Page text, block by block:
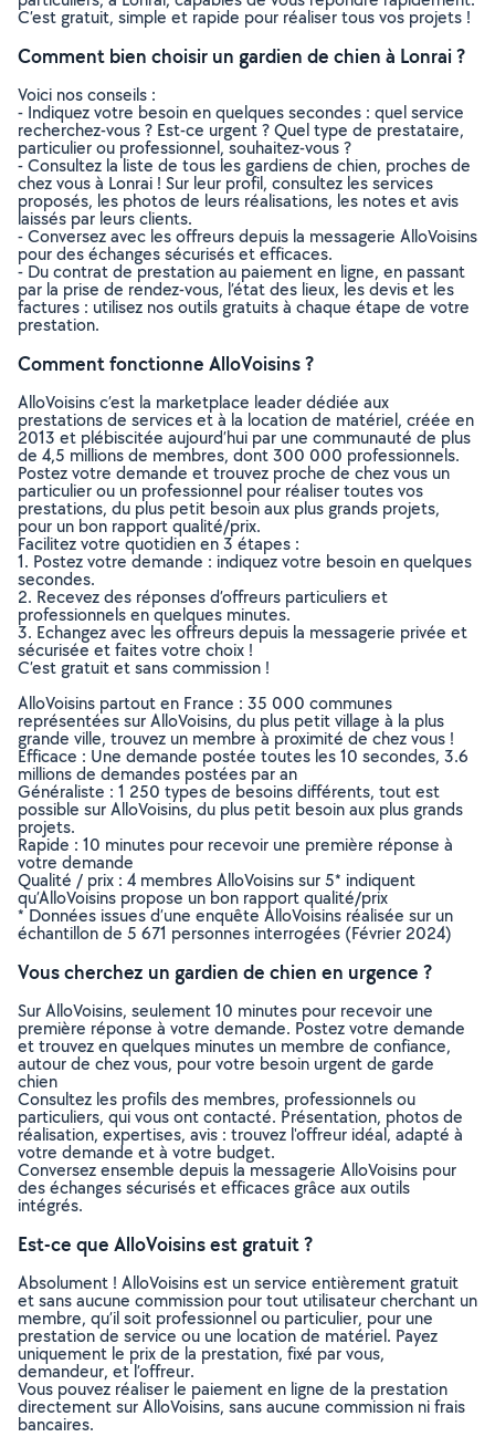
C’est gratuit, simple et rapide pour réaliser tous vos projets !
Comment bien choisir un gardien de chien à Lonrai ?
Voici nos conseils :
- Indiquez votre besoin en quelques secondes : quel service
recherchez-vous ? Est-ce urgent ? Quel type de prestataire,
particulier ou professionnel, souhaitez-vous ?
- Consultez la liste de tous les gardiens de chien, proches de
chez vous à Lonrai ! Sur leur profil, consultez les services
proposés, les photos de leurs réalisations, les notes et avis
laissés par leurs clients.
- Conversez avec les offreurs depuis la messagerie AlloVoisins
pour des échanges sécurisés et efficaces.
- Du contrat de prestation au paiement en ligne, en passant
par la prise de rendez-vous, l’état des lieux, les devis et les
factures : utilisez nos outils gratuits à chaque étape de votre
prestation.
Comment fonctionne AlloVoisins ?
AlloVoisins c’est la marketplace leader dédiée aux
prestations de services et à la location de matériel, créée en
2013 et plébiscitée aujourd’hui par une communauté de plus
de 4,5 millions de membres, dont 300 000 professionnels.
Postez votre demande et trouvez proche de chez vous un
particulier ou un professionnel pour réaliser toutes vos
prestations, du plus petit besoin aux plus grands projets,
pour un bon rapport qualité/prix.
Facilitez votre quotidien en 3 étapes :
1. Postez votre demande : indiquez votre besoin en quelques
secondes.
2. Recevez des réponses d’offreurs particuliers et
professionnels en quelques minutes.
3. Echangez avec les offreurs depuis la messagerie privée et
sécurisée et faites votre choix !
C’est gratuit et sans commission !
AlloVoisins partout en France : 35 000 communes
représentées sur AlloVoisins, du plus petit village à la plus
grande ville, trouvez un membre à proximité de chez vous !
Efficace : Une demande postée toutes les 10 secondes, 3.6
millions de demandes postées par an
Généraliste : 1 250 types de besoins différents, tout est
possible sur AlloVoisins, du plus petit besoin aux plus grands
projets.
Rapide : 10 minutes pour recevoir une première réponse à
votre demande
Qualité / prix : 4 membres AlloVoisins sur 5* indiquent
qu’AlloVoisins propose un bon rapport qualité/prix
* Données issues d’une enquête AlloVoisins réalisée sur un
échantillon de 5 671 personnes interrogées (Février 2024)
Vous cherchez un gardien de chien en urgence ?
Sur AlloVoisins, seulement 10 minutes pour recevoir une
première réponse à votre demande. Postez votre demande
et trouvez en quelques minutes un membre de confiance,
autour de chez vous, pour votre besoin urgent de garde
chien
Consultez les profils des membres, professionnels ou
particuliers, qui vous ont contacté. Présentation, photos de
réalisation, expertises, avis : trouvez l'offreur idéal, adapté à
votre demande et à votre budget.
Conversez ensemble depuis la messagerie AlloVoisins pour
des échanges sécurisés et efficaces grâce aux outils
intégrés.
Est-ce que AlloVoisins est gratuit ?
Absolument ! AlloVoisins est un service entièrement gratuit
et sans aucune commission pour tout utilisateur cherchant un
membre, qu’il soit professionnel ou particulier, pour une
prestation de service ou une location de matériel. Payez
uniquement le prix de la prestation, fixé par vous,
demandeur, et l’offreur.
Vous pouvez réaliser le paiement en ligne de la prestation
directement sur AlloVoisins, sans aucune commission ni frais
bancaires.